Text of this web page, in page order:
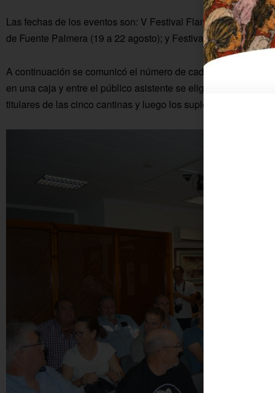
Las fechas de los eventos son: V Festival Flamenco (6 de
de Fuente Palmera (19 a 22 agosto); y Festival La Colonia al
A continuación se comunicó el número de cada asociación
en una caja y entre el público asistente se eligieron a las
titulares de las cinco cantinas y luego los suplentes.